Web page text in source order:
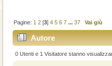
Pagine: 1 2 [3]4 5 6 7 ...37 Vai giù
Autore
0 Utenti e 1 Visitatore stanno